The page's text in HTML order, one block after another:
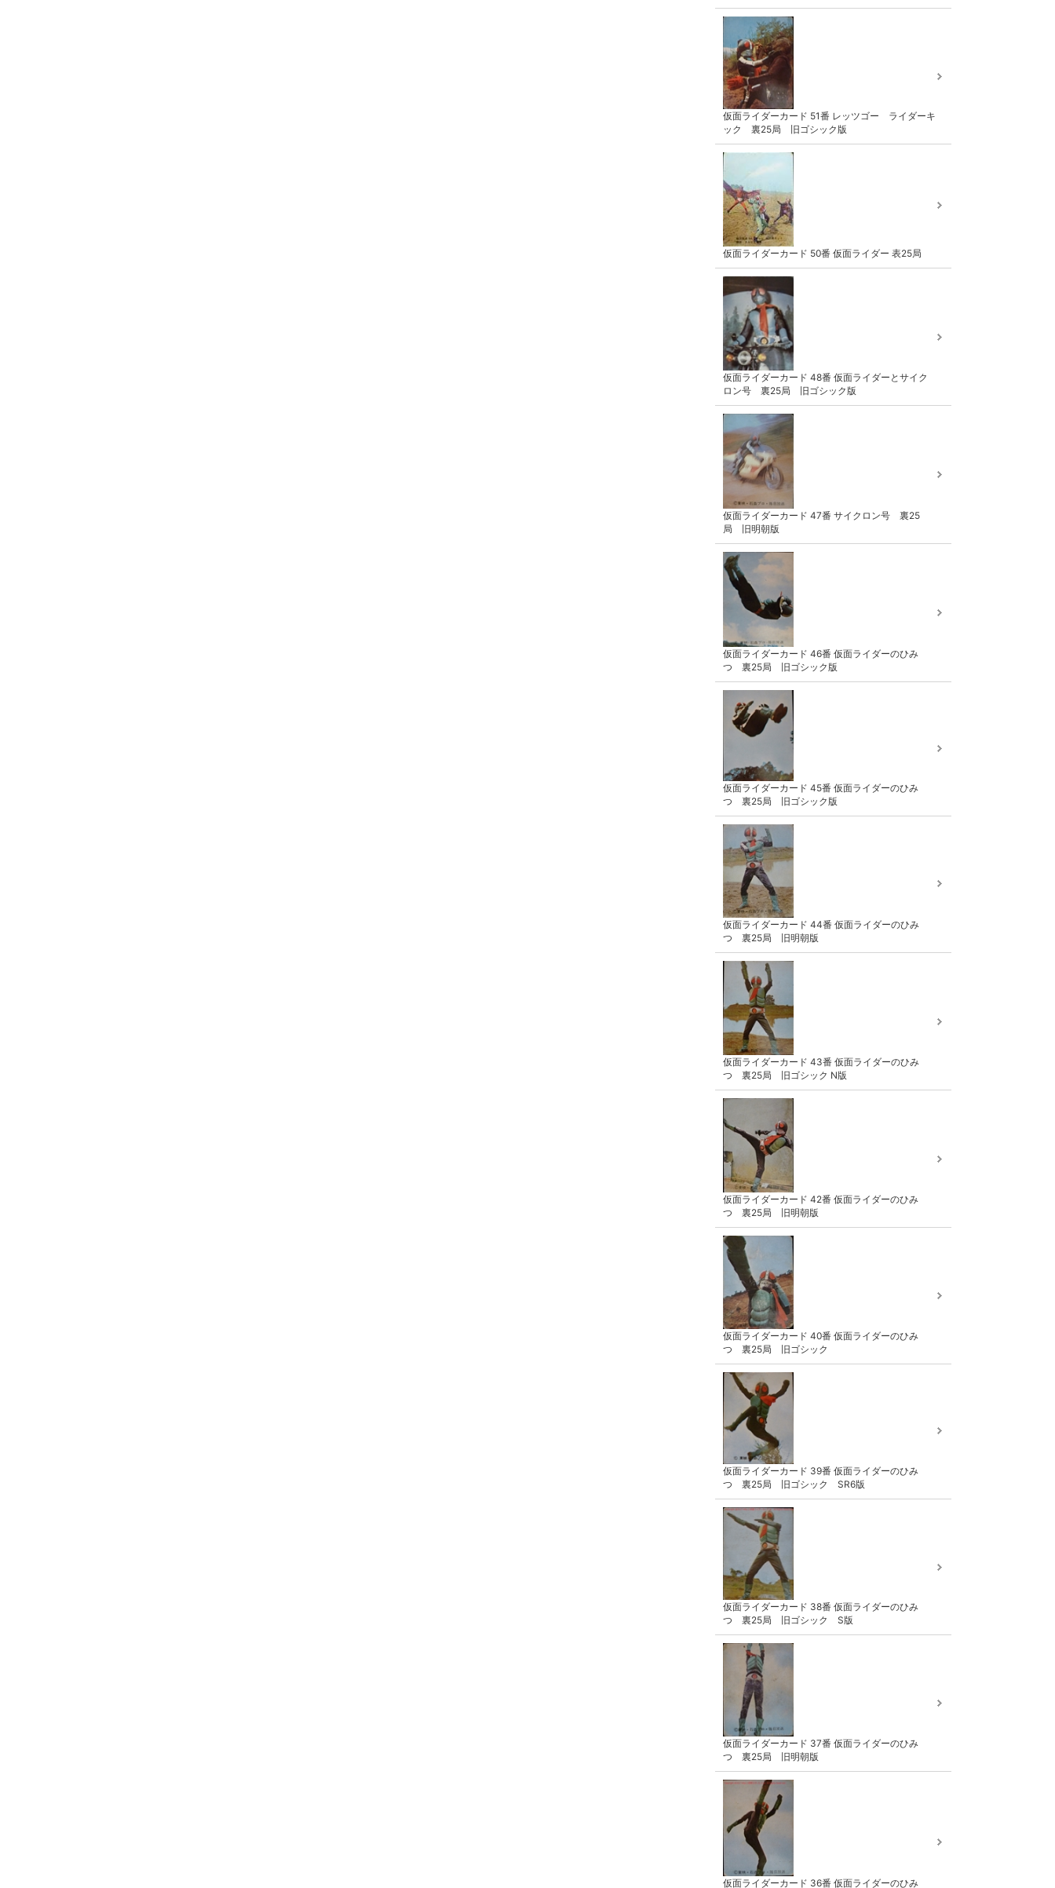
仮面ライダーカード 51番 レッツゴー ライダーキ
ック 裏25局 旧ゴシック版
仮面ライダーカード 50番 仮面ライダー 表25局
仮面ライダーカード 48番 仮面ライダーとサイク
ロン号 裏25局 旧ゴシック版
仮面ライダーカード 47番 サイクロン号 裏25
局 旧明朝版
仮面ライダーカード 46番 仮面ライダーのひみ
つ 裏25局 旧ゴシック版
仮面ライダーカード 45番 仮面ライダーのひみ
つ 裏25局 旧ゴシック版
仮面ライダーカード 44番 仮面ライダーのひみ
つ 裏25局 旧明朝版
仮面ライダーカード 43番 仮面ライダーのひみ
つ 裏25局 旧ゴシック N版
仮面ライダーカード 42番 仮面ライダーのひみ
つ 裏25局 旧明朝版
仮面ライダーカード 40番 仮面ライダーのひみ
つ 裏25局 旧ゴシック
仮面ライダーカード 39番 仮面ライダーのひみ
つ 裏25局 旧ゴシック SR6版
仮面ライダーカード 38番 仮面ライダーのひみ
つ 裏25局 旧ゴシック S版
仮面ライダーカード 37番 仮面ライダーのひみ
つ 裏25局 旧明朝版
仮面ライダーカード 36番 仮面ライダーのひみ